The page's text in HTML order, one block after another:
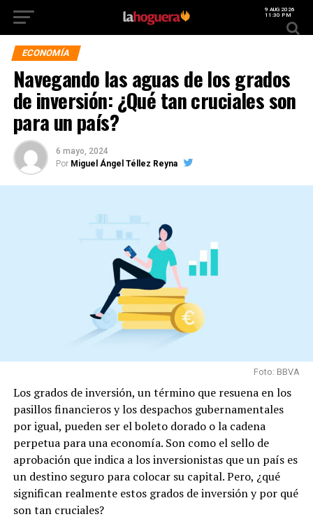
9 AUG 2026
11:30 PM
ECONOMÍA
Navegando las aguas de los grados
de inversión: ¿Qué tan cruciales son
para un país?
6 mayo, 2024
Por Miguel Ángel Téllez Reyna
Foto: BBVA
Los grados de inversión, un término que resuena en los
pasillos financieros y los despachos gubernamentales
por igual, pueden ser el boleto dorado o la cadena
perpetua para una economía. Son como el sello de
aprobación que indica a los inversionistas que un país es
un destino seguro para colocar su capital. Pero, ¿qué
significan realmente estos grados de inversión y por qué
son tan cruciales?